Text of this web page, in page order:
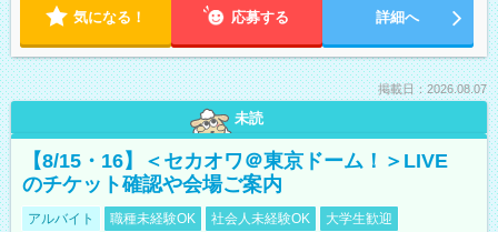
気になる！ 応募する 詳細へ
掲載日：2026.08.07
未読
【8/15・16】＜セカオワ＠東京ドーム！＞LIVE
のチケット確認や会場ご案内
アルバイト 職種未経験OK 社会人未経験OK
大学生歓迎